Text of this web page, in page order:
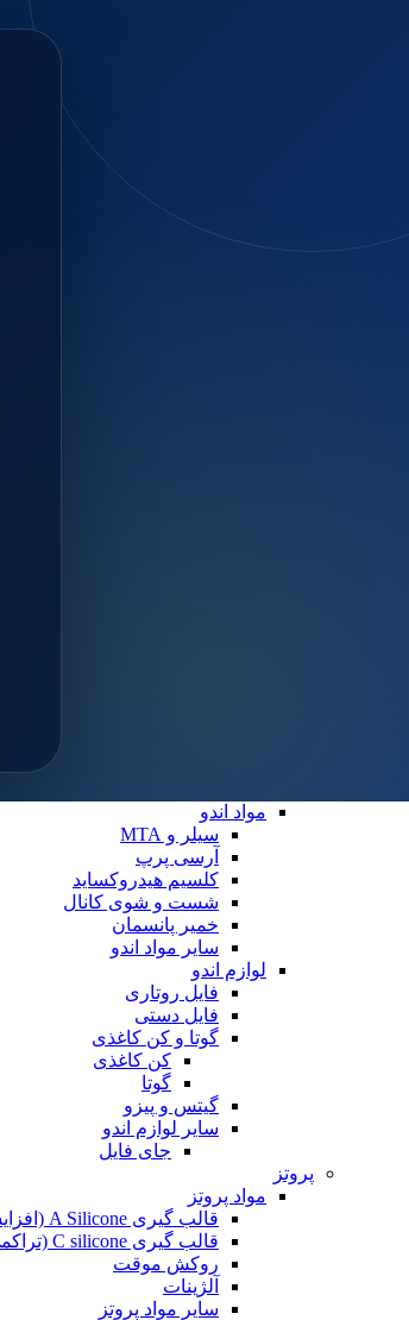
کاپ و مولت پرداخت
مواد اندو
سیلر و MTA
آرسی پرپ
کلسیم هیدروکساید
شست و شوی کانال
خمیر پانسمان
سایر مواد اندو
لوازم اندو
فایل روتاری
فایل دستی
گوتا و کن کاغذی
کن کاغذی
گوتا
گیتس و پیزو
سایر لوازم اندو
جای فایل
پروتز
مواد پروتز
قالب گیری A Silicone (افزایشی)
قالب گیری C silicone (تراکمی)
روکش موقت
آلژینات
سایر مواد پروتز